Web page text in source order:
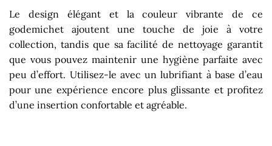
Le design élégant et la couleur vibrante de ce
godemichet ajoutent une touche de joie à votre
collection, tandis que sa facilité de nettoyage garantit
que vous pouvez maintenir une hygiène parfaite avec
peu d’effort. Utilisez-le avec un lubrifiant à base d’eau
pour une expérience encore plus glissante et profitez
d’une insertion confortable et agréable.